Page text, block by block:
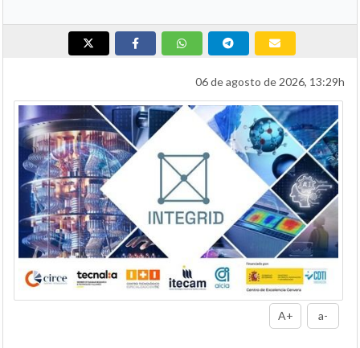
06 de agosto de 2026, 13:29h
A+ a-